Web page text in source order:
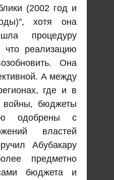
(2002 год и
хотя она
процедуру
реализацию
Она
А между
где и в
бюджеты
одобрены с
властей
Абубакару
предметно
бюджета и